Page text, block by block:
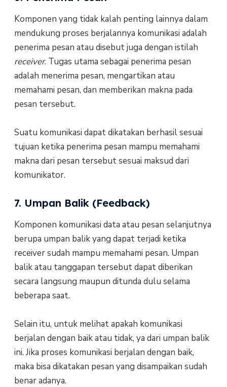
Komponen yang tidak kalah penting lainnya dalam
mendukung proses berjalannya komunikasi adalah
penerima pesan atau disebut juga dengan istilah
receiver. Tugas utama sebagai penerima pesan
adalah menerima pesan, mengartikan atau
memahami pesan, dan memberikan makna pada
pesan tersebut.
Suatu komunikasi dapat dikatakan berhasil sesuai
tujuan ketika penerima pesan mampu memahami
makna dari pesan tersebut sesuai maksud dari
komunikator.
7. Umpan Balik (Feedback)
Komponen komunikasi data atau pesan selanjutnya
berupa umpan balik yang dapat terjadi ketika
receiver sudah mampu memahami pesan. Umpan
balik atau tanggapan tersebut dapat diberikan
secara langsung maupun ditunda dulu selama
beberapa saat.
Selain itu, untuk melihat apakah komunikasi
berjalan dengan baik atau tidak, ya dari umpan balik
ini. Jika proses komunikasi berjalan dengan baik,
maka bisa dikatakan pesan yang disampaikan sudah
benar adanya.